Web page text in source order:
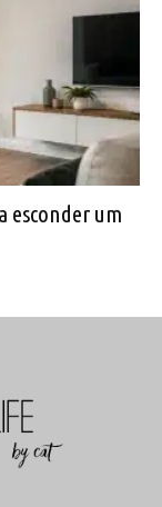
esconder um